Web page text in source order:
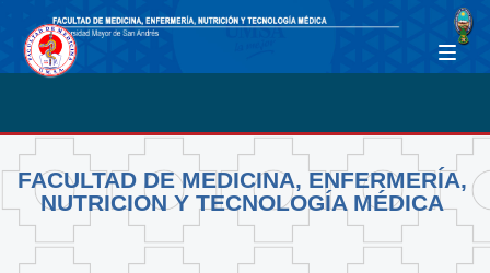
FACULTAD DE MEDICINA, ENFERMERÍA,
NUTRICION Y TECNOLOGÍA MÉDICA